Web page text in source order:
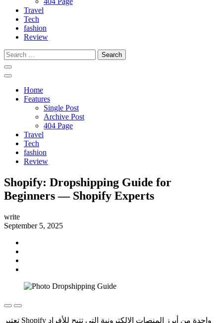
Travel
Tech
fashion
Review
Search
for:
Home
Features
Single Post
Archive Post
404 Page
Travel
Tech
fashion
Review
Shopify: Dropshipping Guide for
Beginners — Shopify Experts
write
September 5, 2025
تعتبر Shopify واحدة من أبرز المنصات الإلكترونية التي تتيح للأفراد